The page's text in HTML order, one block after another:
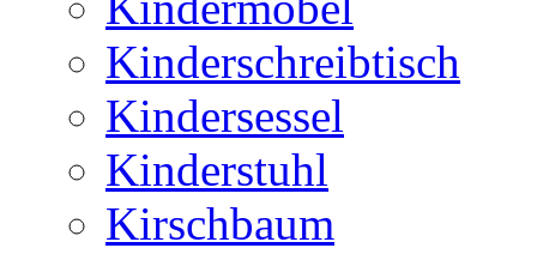
Kinderschreibtisch
Kindersessel
Kinderstuhl
Kirschbaum